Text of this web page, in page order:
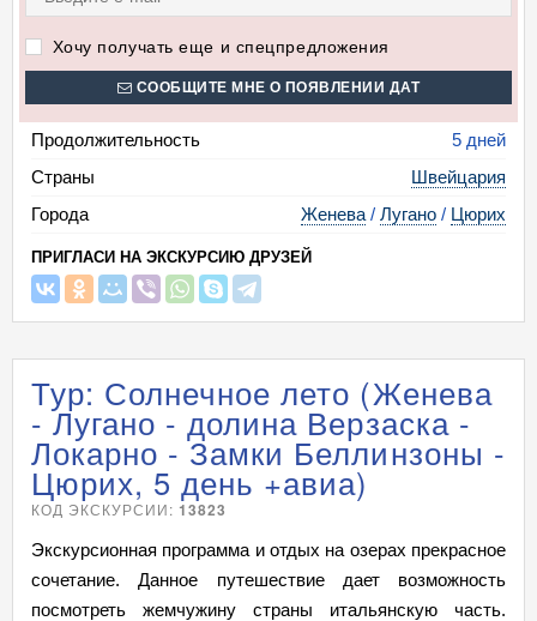
Хочу получать еще и спецпредложения
СООБЩИТЕ МНЕ О ПОЯВЛЕНИИ ДАТ
Продолжительность
5 дней
Страны
Швейцария
Города
Женева / Лугано / Цюрих
ПРИГЛАСИ НА ЭКСКУРСИЮ ДРУЗЕЙ
Тур: Солнечное лето (Женева
- Лугано - долина Верзаска -
Локарно - Замки Беллинзоны -
Цюрих, 5 день +авиа)
КОД ЭКСКУРСИИ: 13823
Экскурсионная программа и отдых на озерах прекрасное
сочетание. Данное путешествие дает возможность
посмотреть жемчужину страны итальянскую часть.